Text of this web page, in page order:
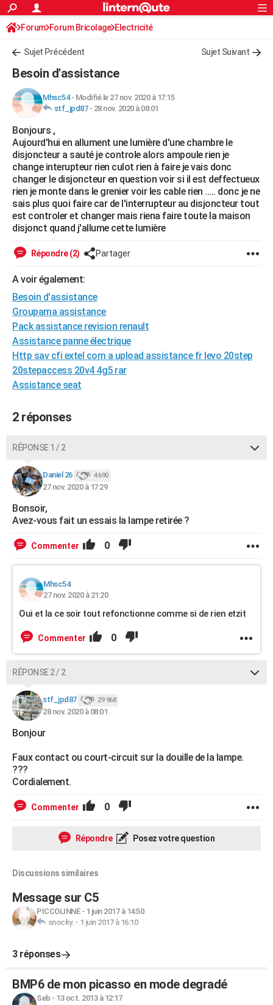
ACTUALITÉS
Politique
Société
Faits Divers
Education
Monde
Villes
+
FINANCE
Retraite
Impôts
Epargne
Immobilier
Risques naturels par ville
Banque
Assurance
Crédit
AUTO
Essais
Réserver un essai
Citadines
Berlines
SUV
Forum auto
+HIGH-TECH
Mobiles
Meilleur smartphone
Internet
Ordinateurs
Jeux vidéo
Guide high-tech
+BRICOLAGE
Forum
Aménagement intérieur
Extérieur
Cuisine
Salle de bains
Jardinage
Rangement
WEEK-END
Guides de France
Escapades
Patrimoine
Expositions
Musées
Week-end nature
LIFESTYLE
Art de vivre
Bien-être
Loisirs
Mode
Modes de vie
Alimentation
Guide de la santé
Maladies
Médicaments
Sommeil
Destinations
City break
Voyage nature
Voyage de noces
Forum
Climat
+
GUIDES D'ACHAT
BONS PLANS
CARTE DE VOEUX
Carte de Noël
Carte Bonne année
Carte Saint-Valentin
Carte Pâques
Carte d'anniversaire
DICTIONNAIRE
PROGRAMME TV
FORUM
Bricolage
Lifestyle
Culture
Sport
Auto
Television
Voyage
Cinema
S'inscrire
Connexion
Forum Forum Bricolage Electricité
Sujet Précédent Sujet Suivant
Besoin d'assistance
Mhsc54- Modifié le 27 nov. 2020 à 17:15
stf_jpd87- 28 nov. 2020 à 08:01
Bonjours ,
Aujourd'hui en allument une lumière d'une chambre le
disjoncteur a sauté je controle alors ampoule rien je
change interupteur rien culot rien à faire je vais donc
changer le disjoncteur en question voir si il est deffectueux
rien je monte dans le grenier voir les cable rien ..... donc je ne
sais plus quoi faire car de l'interrupteur au disjoncteur tout
est controler et changer mais riena faire toute la maison
disjonct quand j'allume cette lumière
Répondre (2) Partager
A voir également:
Besoin d'assistance
Groupama assistance
Pack assistance revision renault
Assistance panne électrique
Http sav cfi extel com a upload assistance fr levo 20step
20stepaccess 20v4 4g5 rar
Assistance seat
2 réponses
RÉPONSE 1 / 2
Daniel 26 4 690
27 nov. 2020 à 17:29
Bonsoir,
Avez-vous fait un essais la lampe retirée ?
Commenter 0
Mhsc54
27 nov. 2020 à 21:20
Oui et la ce soir tout refonctionne comme si de rien etzit
Commenter 0
RÉPONSE 2 / 2
stf_jpd87 29 968
28 nov. 2020 à 08:01
Bonjour
Faux contact ou court-circuit sur la douille de la lampe.
???
Cordialement.
Commenter 0
Répondre Posez votre question
Discussions similaires
Message sur C5
PICCOLINNE- 1 juin 2017 à 14:50
snocky. - 1 juin 2017 à 16:10
3 réponses
BMP6 de mon picasso en mode degradé
Seb - 13 oct. 2013 à 12:17